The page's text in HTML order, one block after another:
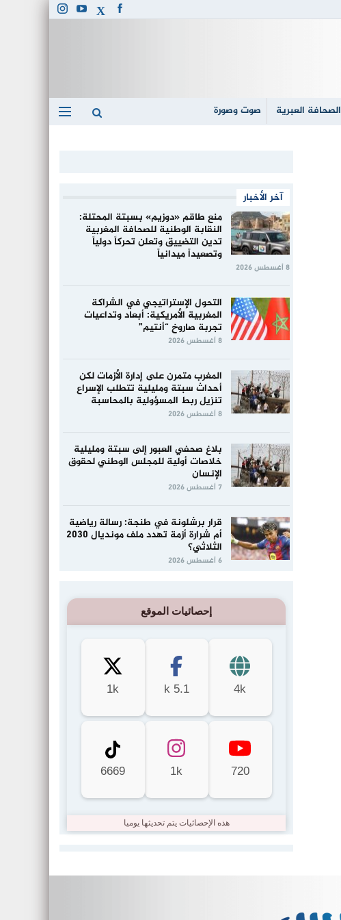
الصحافة العبرية صوت وصورة
آخر الأخبار
منع طاقم «دوزيم» بسبتة المحتلة:
النقابة الوطنية للصحافة المغربية
تدين التضييق وتعلن تحركاً دولياً
وتصعيداً ميدانياً
8 أغسطس 2026
التحول الإستراتيجي في الشراكة
المغربية الأمريكية: أبعاد وتداعيات
تجربة صاروخ “أنتيم”
8 أغسطس 2026
المغرب متمرن على إدارة الأزمات لكن
أحداث سبتة ومليلية تتطلب الإسراع
تنزيل ربط المسؤولية بالمحاسبة
8 أغسطس 2026
بلاغ صحفي العبور إلى سبتة ومليلية
خلاصات أولية للمجلس الوطني لحقوق
الإنسان
7 أغسطس 2026
قرار برشلونة في طنجة: رسالة رياضية
أم شرارة أزمة تهدد ملف مونديال 2030
الثلاثي؟
6 أغسطس 2026
إحصائيات الموقع
4k
5.1 k
1k
720
1k
6669
هذه الإحصائيات يتم تحديثها يوميا